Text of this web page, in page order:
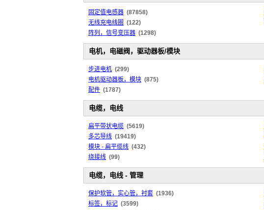
固定值电感器 (87858)
无线充电线圈 (122)
阵列，信号变压器 (1298)
电机，电磁阀，驱动器板/模块
步进电机 (299)
电机驱动器板，模块 (875)
配件 (1787)
电缆，电线
扁平带状电缆 (5619)
多芯导线 (19419)
模块 - 扁平缆线 (432)
绕接线 (99)
电缆，电线 - 管理
保护软管，实心管，衬套 (1936)
标签，标记 (3599)